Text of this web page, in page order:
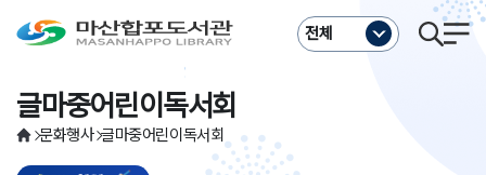
전체
문화행사 글마중어린이독서회
글마중어린이독서회